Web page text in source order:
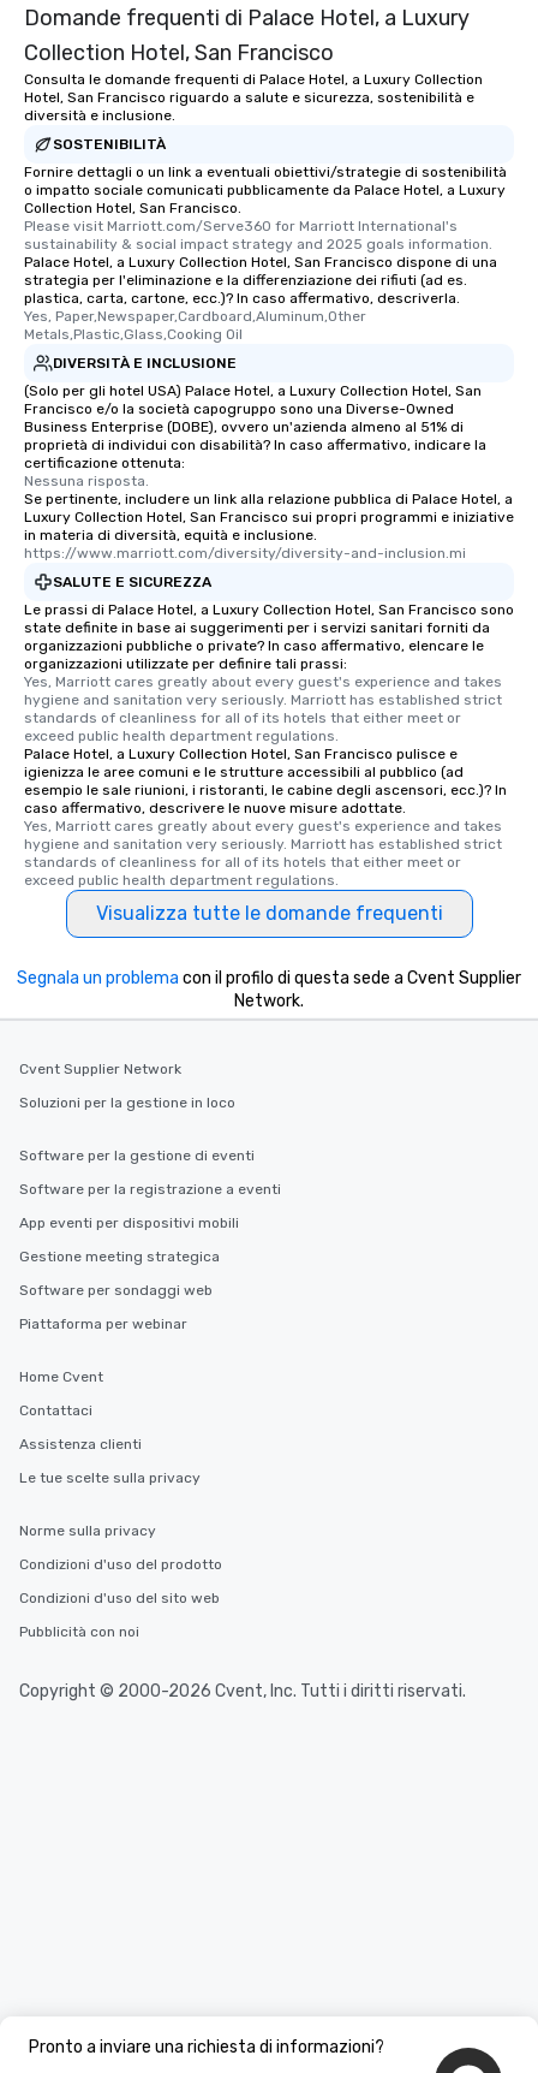
last. It’s an
will reminisce about
One of the best
walking distance of
members a chance
networking
heading to the next
knowledgeable,
who leads the group
offering engaging
along the way
several renowned
convenient outing,
discovered otherwise
at a typical corporate
in the city and dive
cuisines and dishes.
selected dishes are
high standards to
delight any palate. Tours Available
from Day to Night
group experience,
business hours or
you to provide
Domande frequenti di Palace Hotel, a Luxury
Collection Hotel, San Francisco
Consulta le domande frequenti di Palace Hotel, a Luxury Collection
Hotel, San Francisco riguardo a salute e sicurezza, sostenibilità e
diversità e inclusione.
SOSTENIBILITÀ
Fornire dettagli o un link a eventuali obiettivi/strategie di sostenibilità
o impatto sociale comunicati pubblicamente da Palace Hotel, a Luxury
Collection Hotel, San Francisco.
Please visit Marriott.com/Serve360 for Marriott International's
sustainability & social impact strategy and 2025 goals information.
Palace Hotel, a Luxury Collection Hotel, San Francisco dispone di una
strategia per l'eliminazione e la differenziazione dei rifiuti (ad es.
plastica, carta, cartone, ecc.)? In caso affermativo, descriverla.
Yes, Paper,Newspaper,Cardboard,Aluminum,Other
Metals,Plastic,Glass,Cooking Oil
DIVERSITÀ E INCLUSIONE
(Solo per gli hotel USA) Palace Hotel, a Luxury Collection Hotel, San
Francisco e/o la società capogruppo sono una Diverse-Owned
Business Enterprise (DOBE), ovvero un'azienda almeno al 51% di
proprietà di individui con disabilità? In caso affermativo, indicare la
certificazione ottenuta:
Nessuna risposta.
Se pertinente, includere un link alla relazione pubblica di Palace Hotel, a
Luxury Collection Hotel, San Francisco sui propri programmi e iniziative
in materia di diversità, equità e inclusione.
https://www.marriott.com/diversity/diversity-and-inclusion.mi
SALUTE E SICUREZZA
Le prassi di Palace Hotel, a Luxury Collection Hotel, San Francisco sono
state definite in base ai suggerimenti per i servizi sanitari forniti da
organizzazioni pubbliche o private? In caso affermativo, elencare le
organizzazioni utilizzate per definire tali prassi:
Yes, Marriott cares greatly about every guest's experience and takes
hygiene and sanitation very seriously. Marriott has established strict
standards of cleanliness for all of its hotels that either meet or
exceed public health department regulations.
Palace Hotel, a Luxury Collection Hotel, San Francisco pulisce e
igienizza le aree comuni e le strutture accessibili al pubblico (ad
esempio le sale riunioni, i ristoranti, le cabine degli ascensori, ecc.)? In
caso affermativo, descrivere le nuove misure adottate.
Yes, Marriott cares greatly about every guest's experience and takes
hygiene and sanitation very seriously. Marriott has established strict
standards of cleanliness for all of its hotels that either meet or
exceed public health department regulations.
Visualizza tutte le domande frequenti
Pronto a inviare una richiesta di informazioni?
Segnala un problema con il profilo di questa sede a Cvent Supplier
Network.
Cvent Supplier Network
Soluzioni per la gestione in loco
Software per la gestione di eventi
Software per la registrazione a eventi
App eventi per dispositivi mobili
Gestione meeting strategica
Software per sondaggi web
Piattaforma per webinar
Home Cvent
Contattaci
Assistenza clienti
Le tue scelte sulla privacy
Norme sulla privacy
Condizioni d'uso del prodotto
Condizioni d'uso del sito web
Pubblicità con noi
Copyright © 2000-2026 Cvent, Inc. Tutti i diritti riservati.